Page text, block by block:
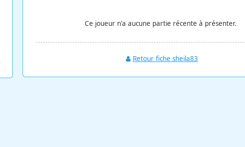
Ce joueur n'a aucune partie récente à présenter.
Retour fiche sheila83